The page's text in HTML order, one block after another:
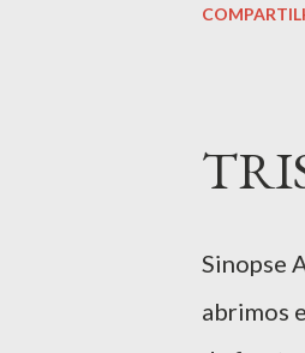
cuidado
Livro |
Sinopse
abrimos